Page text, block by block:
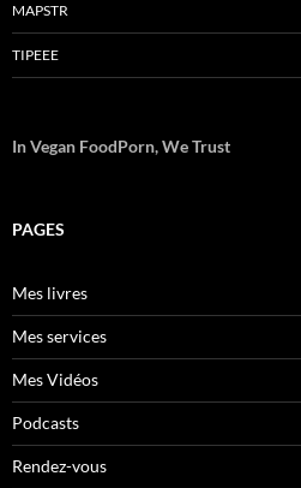
MAPSTR
TIPEEE
In Vegan FoodPorn, We Trust
PAGES
Mes livres
Mes services
Mes Vidéos
Podcasts
Rendez-vous